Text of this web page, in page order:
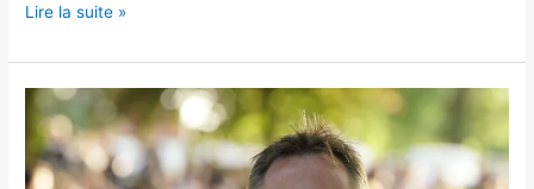
Lire la suite »
Comment
16h44
a
Remis